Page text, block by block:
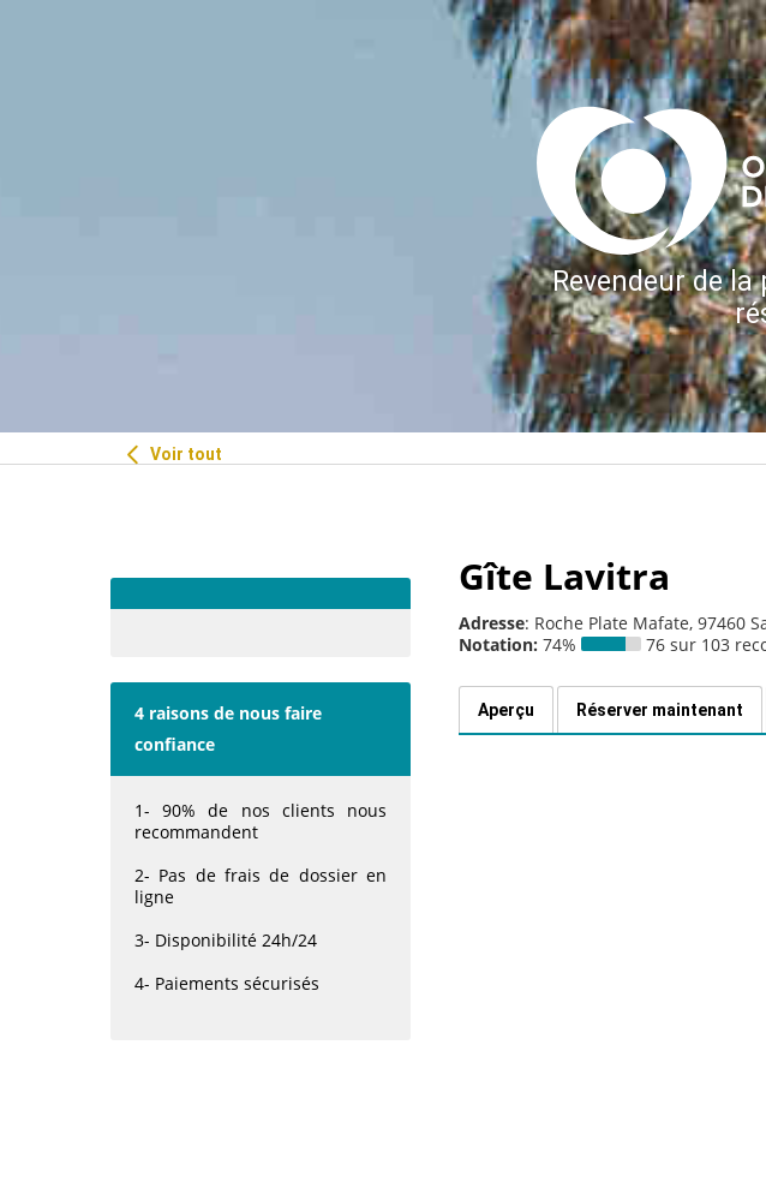
Revendeur de
Voir tout
Gîte Lavitra
Adresse: Roche Plate Mafate, 97460
Notation: 74% 76 sur 103
Aperçu Réserver maintenant
4 raisons de nous faire
confiance
1- 90% de nos clients nous
recommandent
2- Pas de frais de dossier en
ligne
3- Disponibilité 24h/24
4- Paiements sécurisés